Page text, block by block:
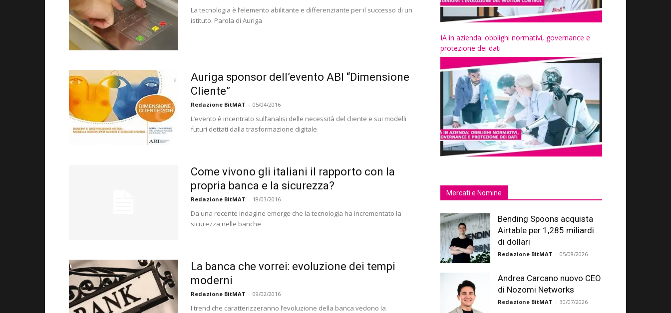
La tecnologia è l’elemento abilitante e differenziante per il successo di un
istituto. Parola di Auriga
Auriga sponsor dell’evento ABI “Dimensione
Cliente”
Redazione BitMAT - 05/04/2016
L’evento è incentrato sull’analisi delle necessità del cliente e sui modelli
futuri dettati dalla trasformazione digitale
Come vivono gli italiani il rapporto con la
propria banca e la sicurezza?
Redazione BitMAT - 18/03/2016
Da una recente indagine emerge che la tecnologia ha incrementato la
sicurezza nelle banche
La banca che vorrei: evoluzione dei tempi
moderni
Redazione BitMAT - 09/02/2016
I trend che caratterizzeranno l’evoluzione della banca vedono la
IA in azienda: obblighi normativi, governance e
protezione dei dati
Mercati e Nomine
Bending Spoons acquista
Airtable per 1,285 miliardi
di dollari
Redazione BitMAT - 05/08/2026
Andrea Carcano nuovo CEO
di Nozomi Networks
Redazione BitMAT - 30/07/2026